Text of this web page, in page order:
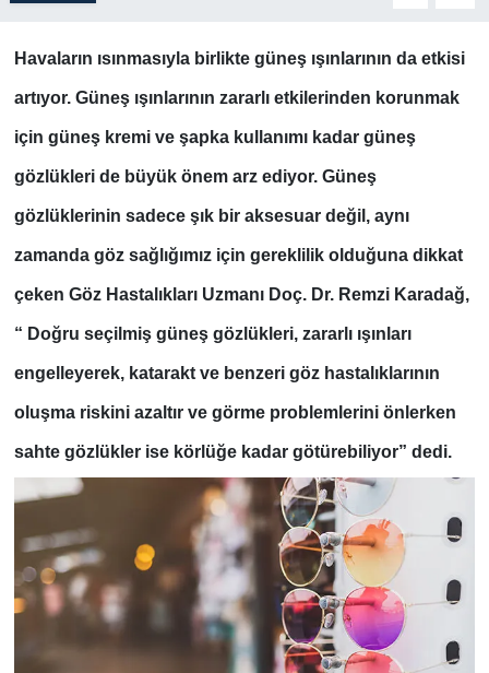
Havaların ısınmasıyla birlikte güneş ışınlarının da etkisi
artıyor. Güneş ışınlarının zararlı etkilerinden korunmak
için güneş kremi ve şapka kullanımı kadar güneş
gözlükleri de büyük önem arz ediyor. Güneş
gözlüklerinin sadece şık bir aksesuar değil, aynı
zamanda göz sağlığımız için gereklilik olduğuna dikkat
çeken Göz Hastalıkları Uzmanı Doç. Dr. Remzi Karadağ,
“ Doğru seçilmiş güneş gözlükleri, zararlı ışınları
engelleyerek, katarakt ve benzeri göz hastalıklarının
oluşma riskini azaltır ve görme problemlerini önlerken
sahte gözlükler ise körlüğe kadar götürebiliyor” dedi.